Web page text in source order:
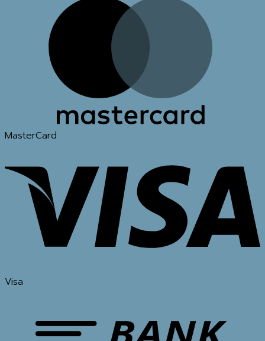
MasterCard
Visa